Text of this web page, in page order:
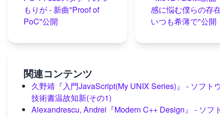
もりが - 新曲"Proof of
PoC"公開
感に悩む僕らの存
いつも希薄で"公開
関連コンテンツ
久野靖『入門JavaScript(My UNIX Series)』 - ソフト
技術書温故知新(その1)
Alexandrescu, Andrei『Modern C++ Design』 - ソフ